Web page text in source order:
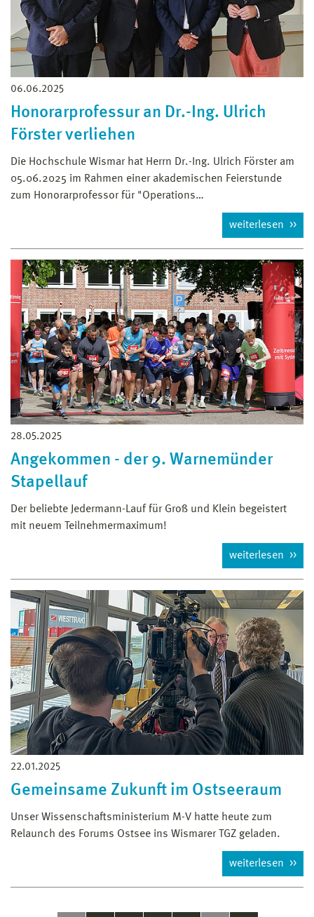
06.06.2025
Honorarprofessur an Dr.-Ing. Ulrich
Förster verliehen
Die Hochschule Wismar hat Herrn Dr.-Ing. Ulrich Förster am
05.06.2025 im Rahmen einer akademischen Feierstunde
zum Honorarprofessor für "Operations…
weiterlesen
28.05.2025
Angekommen - der 9. Warnemünder
Stapellauf
Der beliebte Jedermann-Lauf für Groß und Klein begeistert
mit neuem Teilnehmermaximum!
weiterlesen
22.01.2025
Gemeinsame Zukunft im Ostseeraum
Unser Wissenschaftsministerium M-V hatte heute zum
Relaunch des Forums Ostsee ins Wismarer TGZ geladen.
weiterlesen